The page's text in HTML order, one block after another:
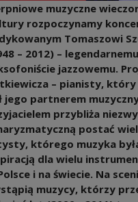
muzyczne
rozpoczynamy
Tomaszowi
– 2012) –
jazzowemu.
– pianisty,
jego partnerem
przybliża
postać
którego muzyka
dla wielu
i na świecie. Na
muzycy, którzy